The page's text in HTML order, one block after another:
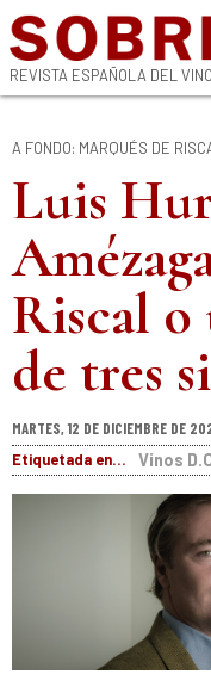
REVISTA ESPAÑOLA DEL
A FONDO: MARQUÉS DE
Luis
Riscal
de tres
MARTES, 12 DE DICIEMBRE DE
Etiquetada en...
Vinos